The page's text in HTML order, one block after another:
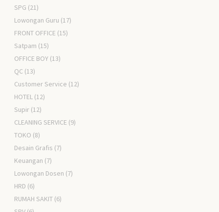
SPG (21)
Lowongan Guru (17)
FRONT OFFICE (15)
Satpam (15)
OFFICE BOY (13)
QC (13)
Customer Service (12)
HOTEL (12)
Supir (12)
CLEANING SERVICE (9)
TOKO (8)
Desain Grafis (7)
Keuangan (7)
Lowongan Dosen (7)
HRD (6)
RUMAH SAKIT (6)